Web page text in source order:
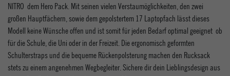
NITRO  dem Hero Pack. Mit seinen vielen Verstaumöglichkeiten, den zwei
großen Hauptfächern, sowie dem gepolstertem 17 Laptopfach lässt dieses
Modell keine Wünsche offen und ist somit für jeden Bedarf optimal geeignet  ob
für die Schule, die Uni oder in der Freizeit. Die ergonomisch geformten
Schulterstraps und die bequeme Rückenpolsterung machen den Rucksack
stets zu einem angenehmen Wegbegleiter. Sichere dir dein Lieblingsdesign aus